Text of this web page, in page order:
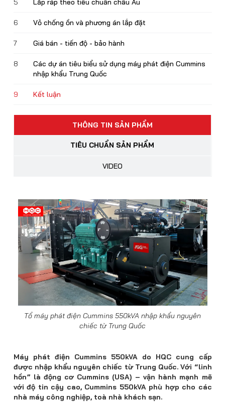
5 Lắp ráp theo tiêu chuẩn châu Âu
6 Vỏ chống ồn và phương án lắp đặt
7 Giá bán - tiến độ - bảo hành
8
Các dự án tiêu biểu sử dụng máy phát điện Cummins
nhập khẩu Trung Quốc
9 Kết luận
THÔNG TIN SẢN PHẨM
TIÊU CHUẨN SẢN PHẨM
VIDEO
Tổ máy phát điện Cummins 550kVA nhập khẩu nguyên
chiếc từ Trung Quốc
Máy phát điện Cummins 550kVA do HQC cung cấp
được nhập khẩu nguyên chiếc từ Trung Quốc. Với “linh
hồn” là động cơ Cummins (USA) – vận hành mạnh mẽ
với độ tin cậy cao, Cummins 550kVA phù hợp cho các
nhà máy công nghiệp, toà nhà khách sạn.